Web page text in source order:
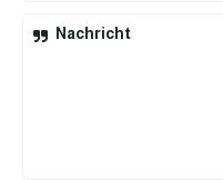
Nachricht